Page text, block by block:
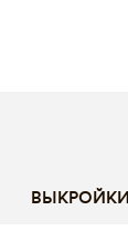
выкройки